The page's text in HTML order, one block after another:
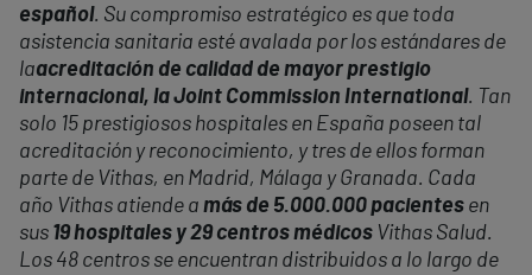
español. Su compromiso estratégico es que toda
asistencia sanitaria esté avalada por los estándares de
laacreditación de calidad de mayor prestigio
internacional, la Joint Commission International. Tan
solo 15 prestigiosos hospitales en España poseen tal
acreditación y reconocimiento, y tres de ellos forman
parte de Vithas, en Madrid, Málaga y Granada. Cada
año Vithas atiende a más de 5.000.000 pacientes en
sus 19 hospitales y 29 centros médicos Vithas Salud.
Los 48 centros se encuentran distribuidos a lo largo de